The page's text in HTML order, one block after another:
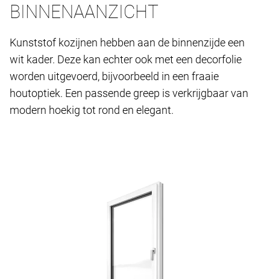
BINNENAANZICHT
Kunststof kozijnen hebben aan de binnenzijde een
wit kader. Deze kan echter ook met een decorfolie
worden uitgevoerd, bijvoorbeeld in een fraaie
houtoptiek. Een passende greep is verkrijgbaar van
modern hoekig tot rond en elegant.